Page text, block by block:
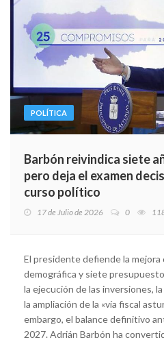
POLÍTICA
Barbón reivindica siete
pero deja el examen
curso político
17 de Julio de 2026 0
El presidente defiende la mejora
demográfica y siete
la ejecución de las inversiones,
la ampliación de la «vía fiscal
embargo, el balance definitivo
2027. Adrián Barbón ha